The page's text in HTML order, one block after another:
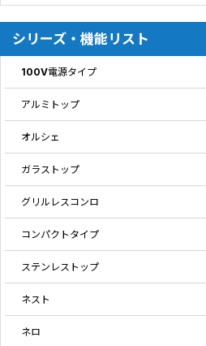
シリーズ・機能リスト
100V電源タイプ
アルミトップ
オルシェ
ガラストップ
グリルレスコンロ
コンパクトタイプ
ステンレストップ
ネスト
ネロ